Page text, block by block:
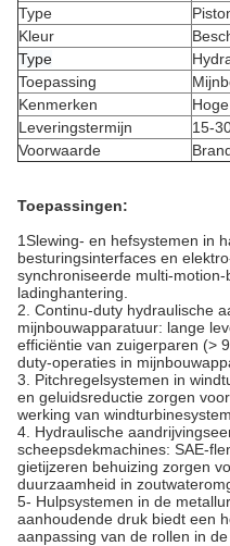
Type
Kleur
Type
Toepassing
Kenmerken
Leveringstermijn
15-
Voorwaarde
Toepassingen:
1Slewing- en hefsystemen in
besturingsinterfaces en
synchroniseerde multi-
ladinghantering.
2. Continu-duty hydraulische
mijnbouwapparatuur: lange
efficiëntie van zuigerparen (>
duty-operaties in
3. Pitchregelsystemen in
en geluidsreductie zorgen
werking van
4. Hydraulische
scheepsdekmachines: SAE-
gietijzeren behuizing zorgen
duurzaamheid in
5- Hulpsystemen in de
aanhoudende druk biedt een
aanpassing van de rollen in de